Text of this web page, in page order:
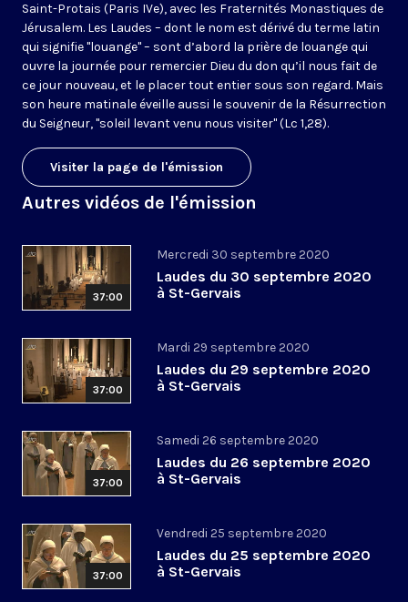
Saint-Protais (Paris IVe), avec les Fraternités Monastiques de
Jérusalem. Les Laudes – dont le nom est dérivé du terme latin
qui signifie "louange" – sont d’abord la prière de louange qui
ouvre la journée pour remercier Dieu du don qu’il nous fait de
ce jour nouveau, et le placer tout entier sous son regard. Mais
son heure matinale éveille aussi le souvenir de la Résurrection
du Seigneur, "soleil levant venu nous visiter" (Lc 1,28).
Visiter la page de l'émission
Autres vidéos de l'émission
37:00
Mercredi 30 septembre 2020
Laudes du 30 septembre 2020
à St-Gervais
37:00
Mardi 29 septembre 2020
Laudes du 29 septembre 2020
à St-Gervais
37:00
Samedi 26 septembre 2020
Laudes du 26 septembre 2020
à St-Gervais
37:00
Vendredi 25 septembre 2020
Laudes du 25 septembre 2020
à St-Gervais